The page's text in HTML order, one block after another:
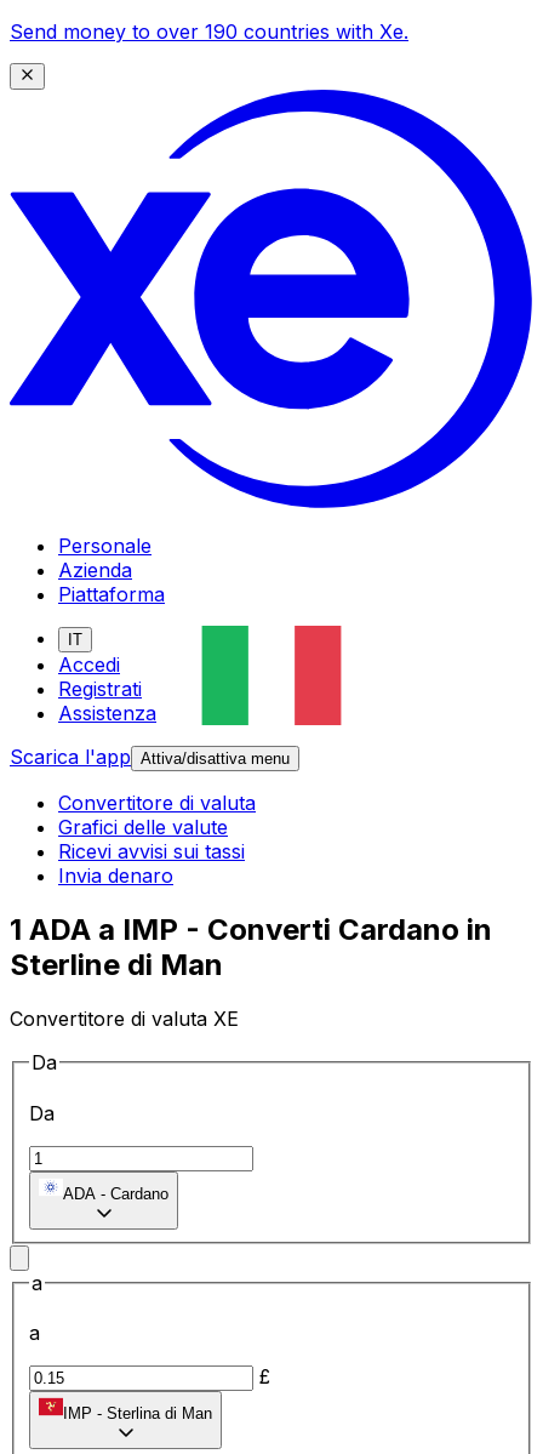
Send money to over 190 countries with Xe.
Personale
Azienda
Piattaforma
IT
Accedi
Registrati
Assistenza
Scarica l'app Attiva/disattiva menu
Convertitore di valuta
Grafici delle valute
Ricevi avvisi sui tassi
Invia denaro
1 ADA a IMP - Converti Cardano in
Sterline di Man
Convertitore di valuta XE
Da
Da
ADA - Cardano
a
a
£
IMP - Sterlina di Man